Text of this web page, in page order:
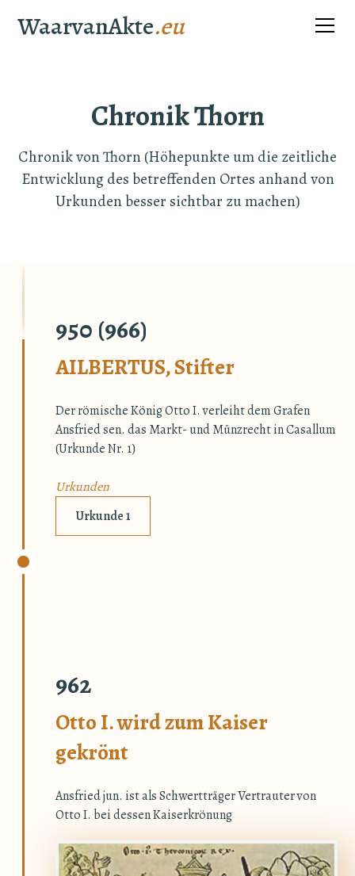
WaarvanAkte.eu
Chronik Thorn
Chronik von Thorn (Höhepunkte um die zeitliche
Entwicklung des betreffenden Ortes anhand von
Urkunden besser sichtbar zu machen)
950 (966)
AILBERTUS, Stifter
Der römische König Otto I. verleiht dem Grafen
Ansfried sen. das Markt- und Münzrecht in Casallum
(Urkunde Nr. 1)
Urkunden
Urkunde 1
962
Otto I. wird zum Kaiser
gekrönt
Ansfried jun. ist als Schwertträger Vertrauter von
Otto I. bei dessen Kaiserkrönung